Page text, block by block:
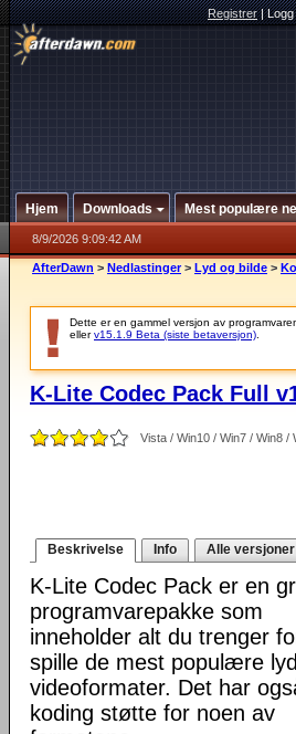
Registrer|
Hjem Downloads Mest populære
8/9/2026 9:09:42 AM
AfterDawn > Nedlastinger > Lyd og bilde >
Dette er en gammel versjon av
ellerv15.1.9 Beta (siste betaversjon)
K-Lite Codec Pack Full
Vista / Win10 / Win7 / Win8 /
Beskrivelse Info Alle versjoner
K-Lite Codec Pack er en
programvarepakke som
inneholder alt du trenger
spille de mest populære
videoformater. Det har
koding støtte for noen av